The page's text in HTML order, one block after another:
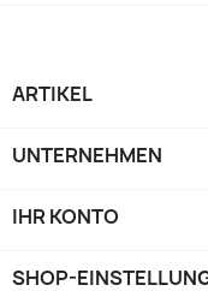
ARTIKEL
UNTERNEHMEN
IHR KONTO
SHOP-